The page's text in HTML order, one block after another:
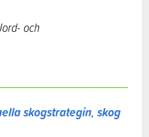
och
skogstrategin, skog